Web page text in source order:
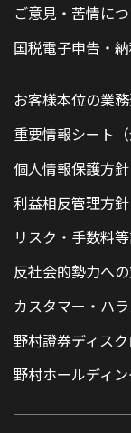
ご意見・苦情に
国税電子申告・
お客様本位の業
重要情報シート（
個人情報保護方針
利益相反管理方針
リスク・手数料
反社会的勢力へ
カスタマー・ハ
野村證券ディス
野村ホールディ